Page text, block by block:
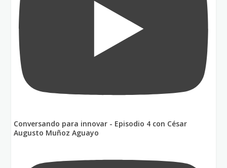
Conversando para innovar - Episodio 4 con César
Augusto Muñoz Aguayo